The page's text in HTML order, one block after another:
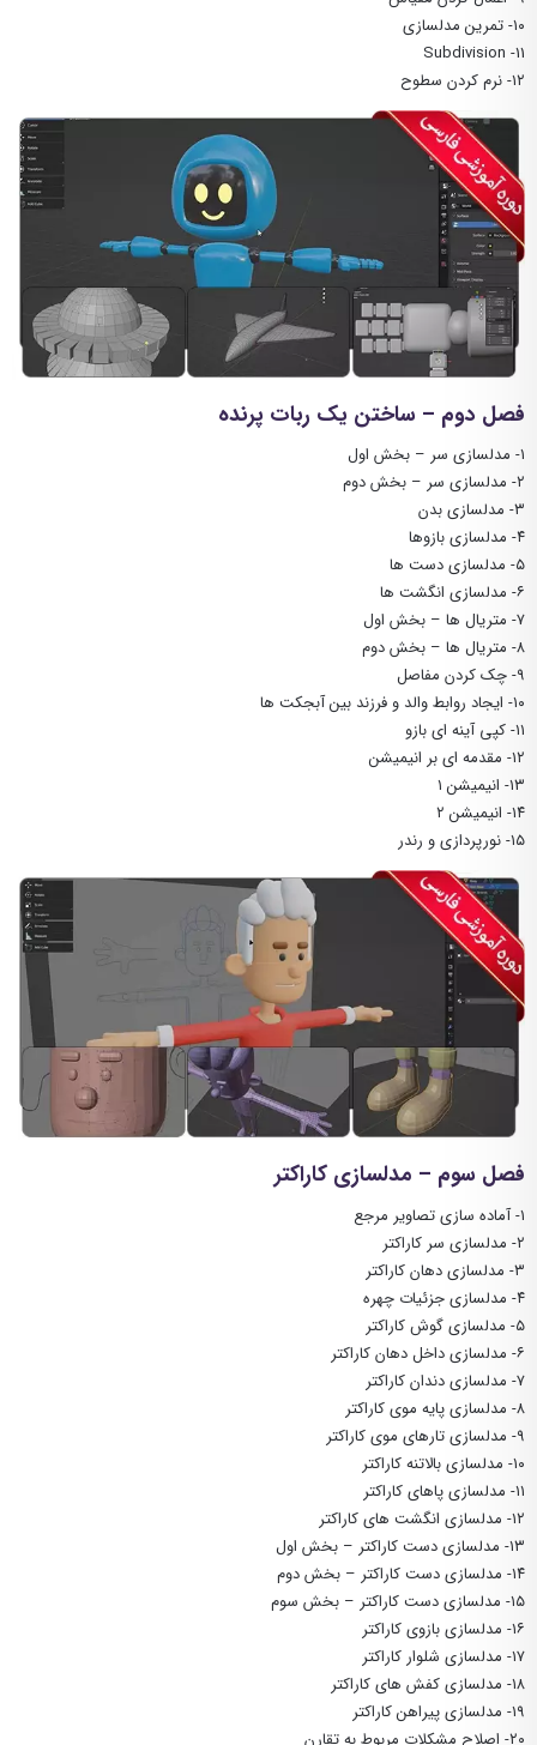
۱۰- تمرین مدلسازی
11- Subdivision
۱۲- نرم کردن سطوح
فصل دوم – ساختن یک ربات پرنده
۱- مدلسازی سر – بخش اول
۲- مدلسازی سر – بخش دوم
۳- مدلسازی بدن
۴- مدلسازی بازوها
۵- مدلسازی دست ها
۶- مدلسازی انگشت ها
۷- متریال ها – بخش اول
۸- متریال ها – بخش دوم
۹- چک کردن مفاصل
۱۰- ایجاد روابط والد و فرزند بین آبجکت ها
۱۱- کپی آینه ای بازو
۱۲- مقدمه ای بر انیمیشن
۱۳- انیمیشن ۱
۱۴- انیمیشن ۲
۱۵- نورپردازی و رندر
فصل سوم – مدلسازی کاراکتر
۱- آماده سازی تصاویر مرجع
۲- مدلسازی سر کاراکتر
۳- مدلسازی دهان کاراکتر
۴- مدلسازی جزئیات چهره
۵- مدلسازی گوش کاراکتر
۶- مدلسازی داخل دهان کاراکتر
۷- مدلسازی دندان کاراکتر
۸- مدلسازی پایه موی کاراکتر
۹- مدلسازی تارهای موی کاراکتر
۱۰- مدلسازی بالاتنه کاراکتر
۱۱- مدلسازی پاهای کاراکتر
۱۲- مدلسازی انگشت های کاراکتر
۱۳- مدلسازی دست کاراکتر – بخش اول
۱۴- مدلسازی دست کاراکتر – بخش دوم
۱۵- مدلسازی دست کاراکتر – بخش سوم
۱۶- مدلسازی بازوی کاراکتر
۱۷- مدلسازی شلوار کاراکتر
۱۸- مدلسازی کفش های کاراکتر
۱۹- مدلسازی پیراهن کاراکتر
۲۰- اصلاح مشکلات مربوط به تقارن